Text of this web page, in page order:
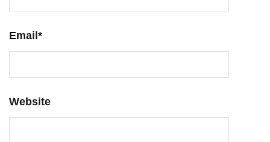
Email *
Website